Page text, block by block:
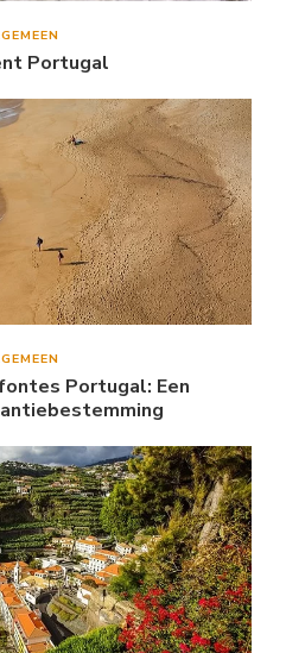
Portugal
Portugal: Een